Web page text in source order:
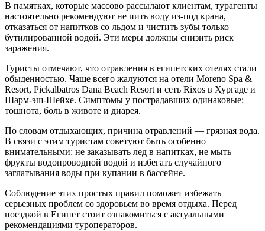
В памятках, которые массово рассылают клиентам, турагенты
настоятельно рекомендуют не пить воду из-под крана,
отказаться от напитков со льдом и чистить зубы только
бутилированной водой. Эти меры должны снизить риск
заражения.
Туристы отмечают, что отравления в египетских отелях стали
обыденностью. Чаще всего жалуются на отели Moreno Spa &
Resort, Pickalbatros Dana Beach Resort и сеть Rixos в Хургаде и
Шарм-эш-Шейхе. Симптомы у пострадавших одинаковые:
тошнота, боль в животе и диарея.
По словам отдыхающих, причина отравлений — грязная вода.
В связи с этим туристам советуют быть особенно
внимательными: не заказывать лед в напитках, не мыть
фрукты водопроводной водой и избегать случайного
заглатывания воды при купании в бассейне.
Соблюдение этих простых правил поможет избежать
серьезных проблем со здоровьем во время отдыха. Перед
поездкой в Египет стоит ознакомиться с актуальными
рекомендациями туроператоров.